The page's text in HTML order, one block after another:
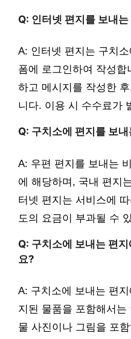
Q: 인터넷 편지를 보내
A: 인터넷 편지는 구치
폼에 로그인하여 작성
하고 메시지를 작성한
니다. 이용 시 수수료가
Q: 구치소에 편지를 보
A: 우편 편지를 보내는
에 해당하며, 국내 편지
터넷 편지는 서비스에
도의 요금이 부과될 수
Q: 구치소에 보내는 편
요?
A: 구치소에 보내는 편
지된 물품을 포함해서
물 사진이나 그림을 포